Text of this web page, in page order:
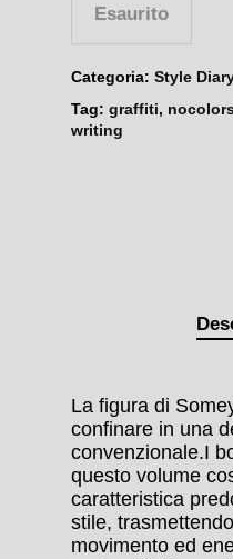
Esaurito
Categoria: Style
Tag: graffiti,
writing
La figura di
confinare in una
convenzionale.I
questo volume
caratteristica
stile,
movimento ed